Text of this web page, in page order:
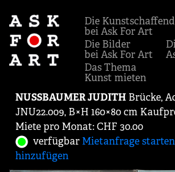
Die
bei Ask For Art
Die Bilder
bei Ask For Art
Das Thema
Kunst mieten
NUSSBAUMER JUDITH Brücke,
JNU22.009, B×H 160×80 cm
Miete pro Monat: CHF 30.00
verfügbar Mietanfrage starten
hinzufügen